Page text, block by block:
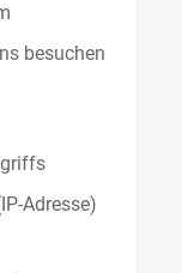
besuchen
Adresse)